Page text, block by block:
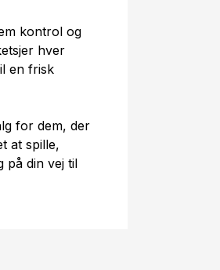
kontrol og
hver
en frisk
for dem, der
at spille,
på din vej til